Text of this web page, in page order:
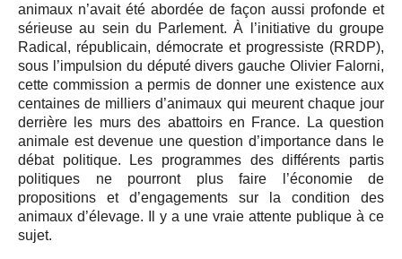
animaux n’avait été abordée de façon aussi profonde et
sérieuse au sein du Parlement. À l’initiative du groupe
Radical, républicain, démocrate et progressiste (RRDP),
sous l’impulsion du député divers gauche Olivier Falorni,
cette commission a permis de donner une existence aux
centaines de milliers d’animaux qui meurent chaque jour
derrière les murs des abattoirs en France. La question
animale est devenue une question d’importance dans le
débat politique. Les programmes des différents partis
politiques ne pourront plus faire l’économie de
propositions et d’engagements sur la condition des
animaux d’élevage. Il y a une vraie attente publique à ce
sujet.